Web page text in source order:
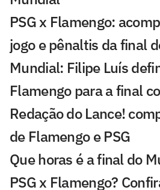
PSG x Flamengo:
jogo e pênaltis da final
Mundial: Filipe Luís
Flamengo para a final
Redação do Lance!
de Flamengo e PSG
Que horas é a final do
PSG x Flamengo?